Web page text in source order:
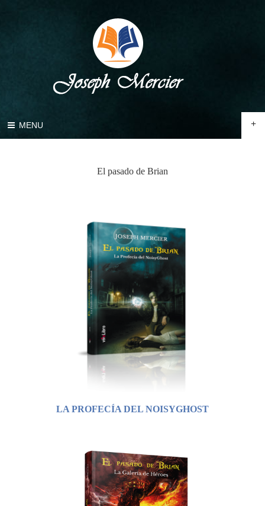
MENU +
El pasado de Brian
LA PROFECÍA DEL NOISYGHOST